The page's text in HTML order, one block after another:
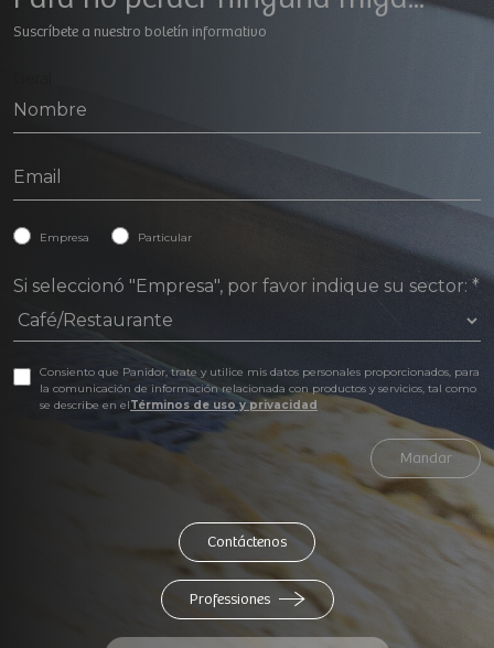
Suscríbete a nuestro boletín informativo
Empresa Particular
Si seleccionó "Empresa", por favor indique su sector: *
Consiento que Panidor, trate y utilice mis datos personales proporcionados, para
la comunicación de información relacionada con productos y servicios, tal como
se describe en elTérminos de uso y privacidad
Mandar
Contáctenos
Professiones